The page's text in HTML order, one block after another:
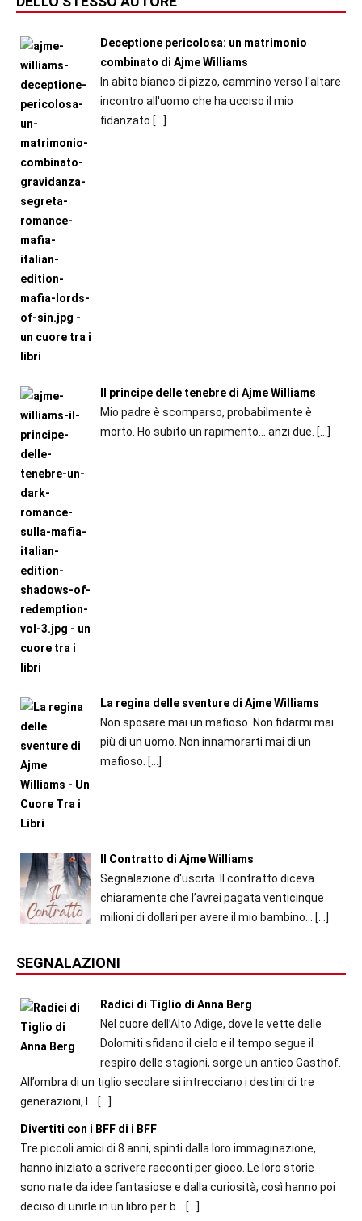
Deceptione pericolosa: un matrimonio
combinato di Ajme Williams
In abito bianco di pizzo, cammino verso l'altare
incontro all'uomo che ha ucciso il mio
fidanzato […]
Il principe delle tenebre di Ajme Williams
Mio padre è scomparso, probabilmente è
morto. Ho subito un rapimento… anzi due. […]
La regina delle sventure di Ajme Williams
Non sposare mai un mafioso. Non fidarmi mai
più di un uomo. Non innamorarti mai di un
mafioso. […]
Il Contratto di Ajme Williams
Segnalazione d'uscita. Il contratto diceva
chiaramente che l’avrei pagata venticinque
milioni di dollari per avere il mio bambino...
[…]
SEGNALAZIONI
Radici di Tiglio di Anna Berg
Nel cuore dell’Alto Adige, dove le vette delle
Dolomiti sfidano il cielo e il tempo segue il
respiro delle stagioni, sorge un antico Gasthof.
All’ombra di un tiglio secolare si intrecciano i destini di tre
generazioni, l...
[…]
Divertiti con i BFF di i BFF
Tre piccoli amici di 8 anni, spinti dalla loro immaginazione,
hanno iniziato a scrivere racconti per gioco. Le loro storie
sono nate da idee fantasiose e dalla curiosità, così hanno poi
deciso di unirle in un libro per b...
[…]